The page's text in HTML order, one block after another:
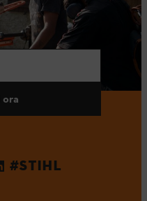
#STIHL